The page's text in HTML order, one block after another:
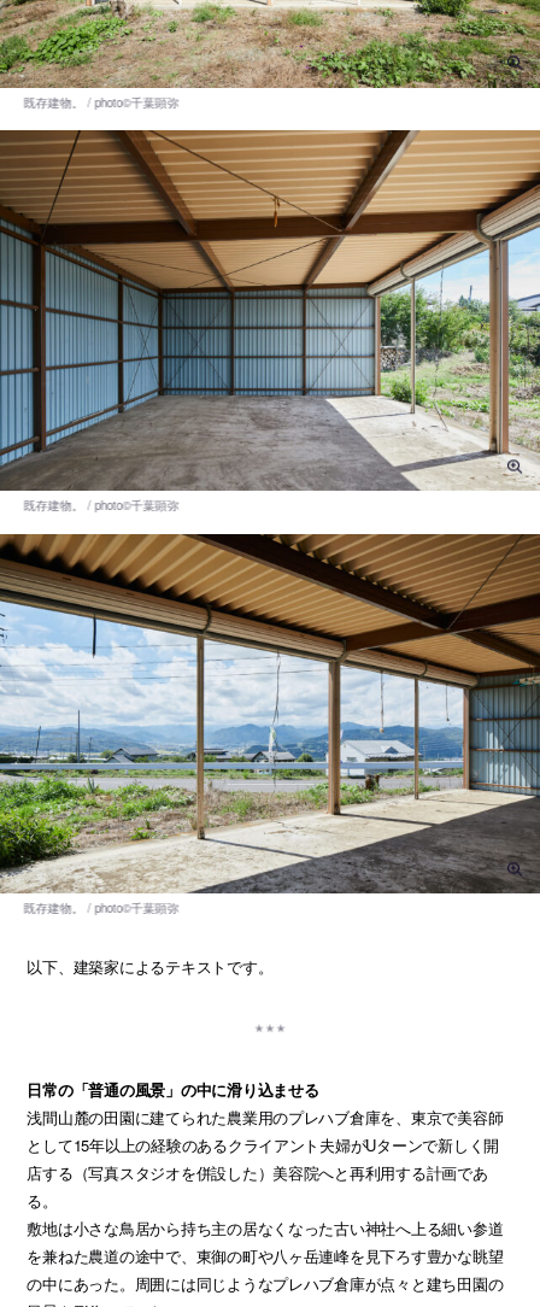
以下、建築家によるテキストです。
日常の「普通の風景」の中に滑り込ませる
浅間山麓の田園に建てられた農業用のプレハブ倉庫を、東京で美容師
として15年以上の経験のあるクライアント夫婦がUターンで新しく開
店する（写真スタジオを併設した）美容院へと再利用する計画であ
る。
敷地は小さな鳥居から持ち主の居なくなった古い神社へ上る細い参道
を兼ねた農道の途中で、東御の町や八ヶ岳連峰を見下ろす豊かな眺望
の中にあった。周囲には同じようなプレハブ倉庫が点々と建ち田園の